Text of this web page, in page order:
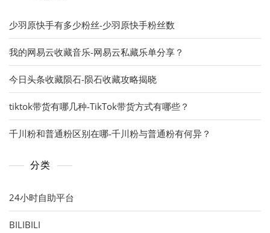
少羽原快手有多少粉丝-少羽原快手粉丝数
我的网易云收藏音乐-网易云私藏乐单分享？
今日头条收藏陨石-陨石收藏攻略揭晓
tiktok带货有哪几种-TikTok带货方式有哪些？
千川粉和普通粉区别在哪-千川粉与普通粉有何异？
分类
24小时自助平台
BILIBILI